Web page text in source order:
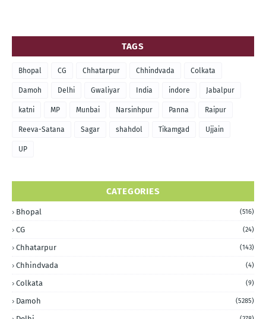
TAGS
Bhopal CG Chhatarpur Chhindvada Colkata
Damoh Delhi Gwaliyar India indore Jabalpur
katni MP Munbai Narsinhpur Panna Raipur
Reeva-Satana Sagar shahdol Tikamgad Ujjain
UP
CATEGORIES
Bhopal (516)
CG (24)
Chhatarpur (143)
Chhindvada (4)
Colkata (9)
Damoh (5285)